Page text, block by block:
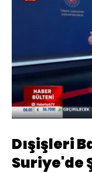
Sesi
Aç
Yüklendi:
32.49%
Dışişleri
Suriye'de